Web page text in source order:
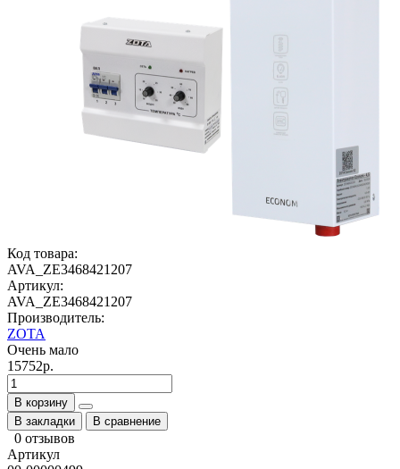
Код товара:
AVA_ZE3468421207
Артикул:
AVA_ZE3468421207
Производитель:
ZOTA
Очень мало
15752р.
В корзину
В закладки
В сравнение
0 отзывов
Артикул